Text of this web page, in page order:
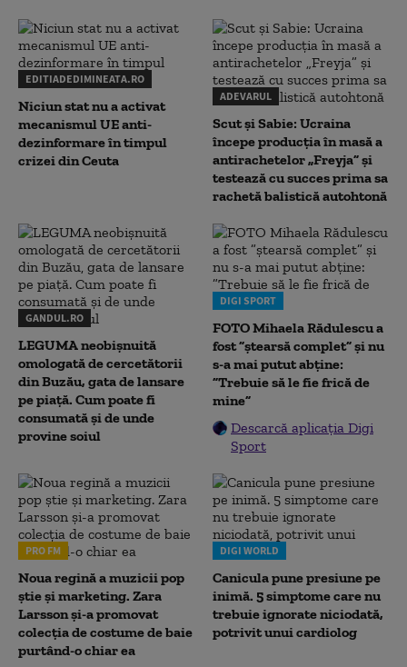
EDITIADEDIMINEATA.RO
Niciun stat nu a activat
mecanismul UE anti-
dezinformare în timpul
crizei din Ceuta
ADEVARUL
Scut și Sabie: Ucraina
începe producția în masă a
antirachetelor „Freyja” și
testează cu succes prima sa
rachetă balistică autohtonă
GANDUL.RO
LEGUMA neobișnuită
omologată de cercetătorii
din Buzău, gata de lansare
pe piață. Cum poate fi
consumată și de unde
provine soiul
DIGI SPORT
FOTO Mihaela Rădulescu a
fost ”ștearsă complet” și nu
s-a mai putut abține:
”Trebuie să le fie frică de
mine”
Descarcă aplicația Digi
Sport
PRO FM
Noua regină a muzicii pop
știe și marketing. Zara
Larsson și-a promovat
colecția de costume de baie
purtând-o chiar ea
DIGI WORLD
Canicula pune presiune pe
inimă. 5 simptome care nu
trebuie ignorate niciodată,
potrivit unui cardiolog